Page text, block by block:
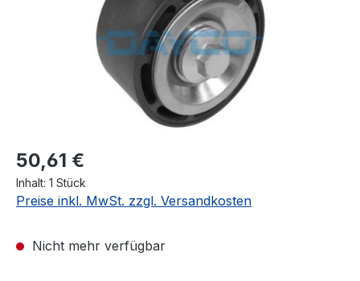
Regulärer Preis:
50,61 €
Inhalt: 1 Stück
Preise inkl. MwSt. zzgl. Versandkosten
Nicht mehr verfügbar